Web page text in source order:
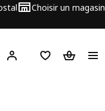
Choisir un magasin
Mon compteFavorisPanier